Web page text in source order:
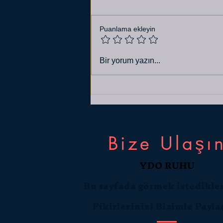
PLANLAMA ÇIKMAZI
Puanlama ekleyin
Bir yorum yazın...
Bize Ulaşın
YDO RUHU